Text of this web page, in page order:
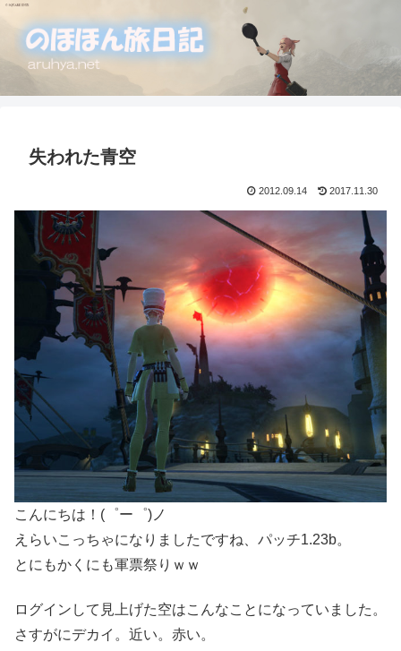
失われた青空
2012.09.14 2017.11.30
こんにちは！(゜ー゜)ノ
えらいこっちゃになりましたですね、パッチ1.23b。
とにもかくにも軍票祭りｗｗ
ログインして見上げた空はこんなことになっていました。
さすがにデカイ。近い。赤い。